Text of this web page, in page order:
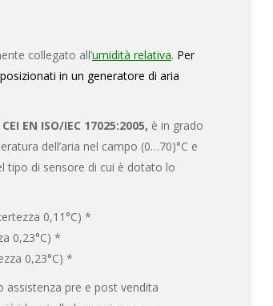
collegato all’umidità relativa. Per
in un generatore di aria
EN ISO/IEC 17025:2005, è in grado
dell’aria nel campo (0…70)°C e
tipo di sensore di cui è dotato lo
0,11°C) *
0,23°C) *
0,23°C) *
assistenza pre e post vendita